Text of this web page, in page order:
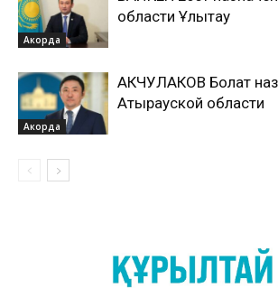
Акорда
области Ұлытау
Акорда
АКЧУЛАКОВ Болат
Атырауской области